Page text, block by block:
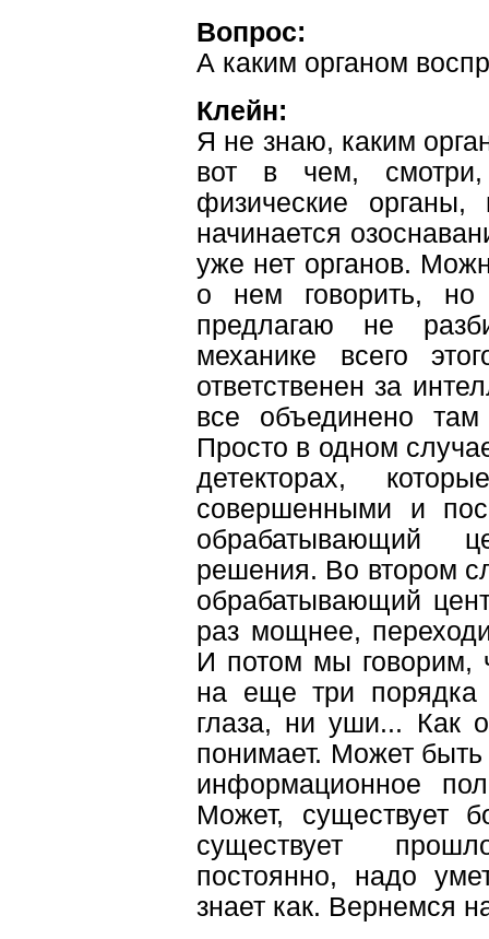
Вопрос:
А каким органом
Клейн:
Я не знаю, каким
вот в чем,
физические
начинается
уже нет органов.
о нем говорить,
предлагаю не
механике всего
ответственен за
все объединено
Просто в одном
детекторах,
совершенными и
обрабатывающий
решения. Во втором
обрабатывающий
раз мощнее,
И потом мы говорим,
на еще три
глаза, ни уши... Как
понимает. Может быть
информационное
Может, существует
существует
постоянно, надо
знает как. Вернемся